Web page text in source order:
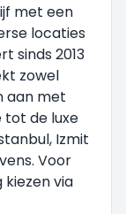
met een
locaties
sinds 2013
zowel
aan met
tot de luxe
Izmit
Voor
via